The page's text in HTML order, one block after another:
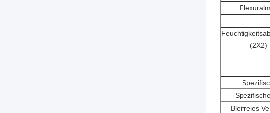
(2X2)
Bleifreies